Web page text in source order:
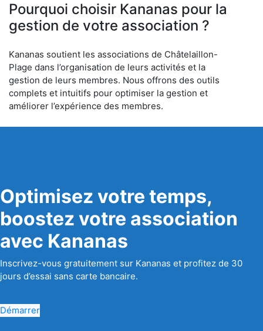
Pourquoi choisir Kananas pour la
gestion de votre association ?
Kananas soutient les associations de Châtelaillon-
Plage dans l’organisation de leurs activités et la
gestion de leurs membres. Nous offrons des outils
complets et intuitifs pour optimiser la gestion et
améliorer l’expérience des membres.
Optimisez votre temps,
boostez votre association
avec Kananas
Inscrivez-vous gratuitement sur Kananas et profitez de 30
jours d’essai sans carte bancaire.
Démarrer